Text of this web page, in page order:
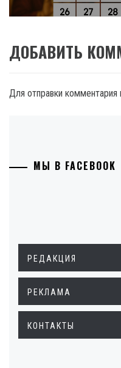
ДОБАВИТЬ
Для отправки
МЫ В FACEBOOK
РЕДАКЦИЯ
РЕКЛАМА
КОНТАКТЫ